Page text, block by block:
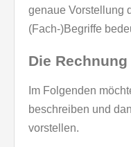
genaue Vorstellung
(Fach-)Begriffe
Die Rechnung
Im Folgenden
beschreiben und
vorstellen.